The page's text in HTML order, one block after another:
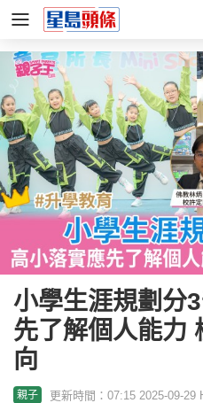
小學生涯規劃分
先了解個人能力
向
親子 更新時間：07:15 2025-09-29